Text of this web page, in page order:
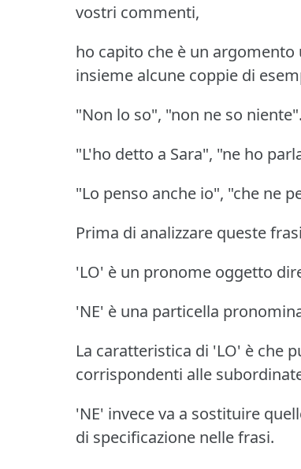
vostri commenti,
ho capito che è un
insieme alcune coppie di
"Non lo so", "non ne so niente".
"L'ho detto a Sara", "ne ho
"Lo penso anche io", "che ne
Prima di analizzare queste
'LO' è un pronome oggetto
'NE' è una particella
La caratteristica di 'LO' è che
corrispondenti alle
'NE' invece va a sostituire
di specificazione nelle frasi.